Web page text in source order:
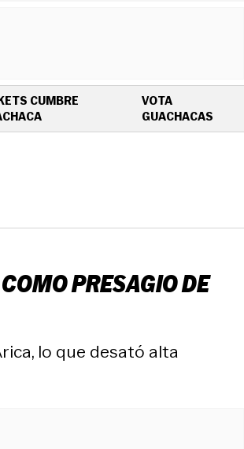
CUMBRE
OPENS IN NEW WINDOW
VOTA
GUACHACAS
PRESAGIO DE
lo que desató alta